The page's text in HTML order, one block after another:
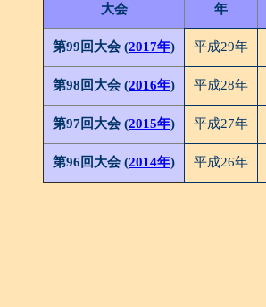
大会 年
第99回大会 (2017年) 平成29年
第98回大会 (2016年) 平成28年
第97回大会 (2015年) 平成27年
第96回大会 (2014年) 平成26年